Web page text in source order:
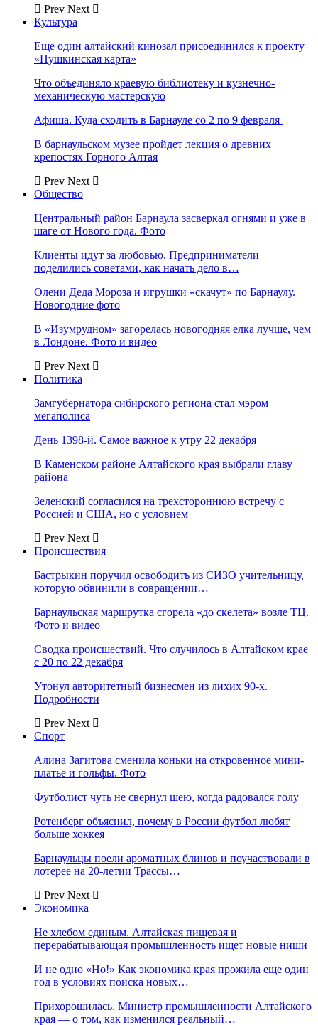
Prev Next
Культура
Еще один алтайский кинозал присоединился к проекту
«Пушкинская карта»
Что объединяло краевую библиотеку и кузнечно-
механическую мастерскую
Афиша. Куда сходить в Барнауле со 2 по 9 февраля
В барнаульском музее пройдет лекция о древних
крепостях Горного Алтая
Prev Next
Общество
Центральный район Барнаула засверкал огнями и уже в
шаге от Нового года. Фото
Клиенты идут за любовью. Предприниматели
поделились советами, как начать дело в…
Олени Деда Мороза и игрушки «скачут» по Барнаулу.
Новогодние фото
В «Изумрудном» загорелась новогодняя елка лучше, чем
в Лондоне. Фото и видео
Prev Next
Политика
Замгубернатора сибирского региона стал мэром
мегаполиса
День 1398-й. Самое важное к утру 22 декабря
В Каменском районе Алтайского края выбрали главу
района
Зеленский согласился на трехстороннюю встречу с
Россией и США, но с условием
Prev Next
Происшествия
Бастрыкин поручил освободить из СИЗО учительницу,
которую обвинили в совращении…
Барнаульская маршрутка сгорела «до скелета» возле ТЦ.
Фото и видео
Сводка происшествий. Что случилось в Алтайском крае
с 20 по 22 декабря
Утонул авторитетный бизнесмен из лихих 90-х.
Подробности
Prev Next
Спорт
Алина Загитова сменила коньки на откровенное мини-
платье и гольфы. Фото
Футболист чуть не свернул шею, когда радовался голу
Ротенберг объяснил, почему в России футбол любят
больше хоккея
Барнаульцы поели ароматных блинов и поучаствовали в
лотерее на 20-летии Трассы…
Prev Next
Экономика
Не хлебом единым. Алтайская пищевая и
перерабатывающая промышленность ищет новые ниши
И не одно «Но!» Как экономика края прожила еще один
год в условиях поиска новых…
Прихорошилась. Министр промышленности Алтайского
края — о том, как изменился реальный…